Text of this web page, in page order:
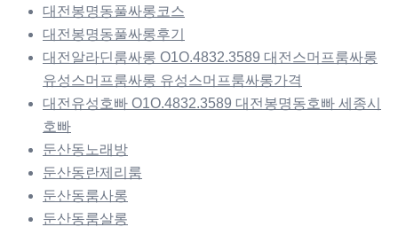
대전봉명동풀싸롱코스
대전봉명동풀싸롱후기
대전알라딘룸싸롱 O1O.4832.3589 대전스머프룸싸롱
유성스머프룸싸롱 유성스머프룸싸롱가격
대전유성호빠 O1O.4832.3589 대전봉명동호빠 세종시
호빠
둔산동노래방
둔산동란제리룸
둔산동룸사롱
둔산동룸살롱